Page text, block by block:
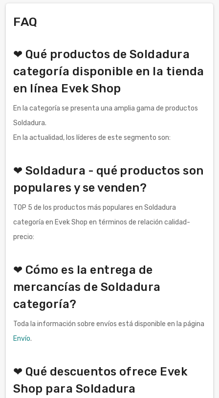
FAQ
❤ Qué productos de Soldadura
categoría disponible en la tienda
en línea Evek Shop
En la categoría se presenta una amplia gama de productos
Soldadura.
En la actualidad, los líderes de este segmento son:
❤ Soldadura - qué productos son
populares y se venden?
TOP 5 de los productos más populares en Soldadura
categoría en Evek Shop en términos de relación calidad-
precio:
❤ Cómo es la entrega de
mercancías de Soldadura
categoría?
Toda la información sobre envíos está disponible en la página
Envío.
❤ Qué descuentos ofrece Evek
Shop para Soldadura